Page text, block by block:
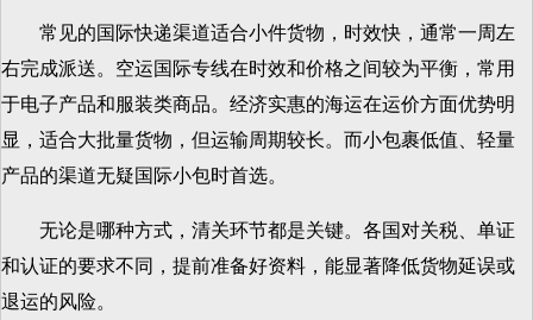
常见的国际快递渠道适合小件货物，时效快，通常一周左
右完成派送。空运国际专线在时效和价格之间较为平衡，常用
于电子产品和服装类商品。经济实惠的海运在运价方面优势明
显，适合大批量货物，但运输周期较长。而小包裹低值、轻量
产品的渠道无疑国际小包时首选。
无论是哪种方式，清关环节都是关键。各国对关税、单证
和认证的要求不同，提前准备好资料，能显著降低货物延误或
退运的风险。